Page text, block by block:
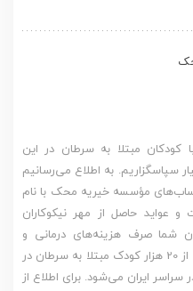
کودکان مبتلا به سرطان در این
سپاسگزاریم. به اطلاع می‌رسانیم
مؤسسه خیریه محک با نام
عواید حاصل از مهر نیکوکاران
شما صرف هزینه‌های درمانی و
حمایتی برای بیش از 20 هزار کودک مبتلا به سرطان در
ایران می‌شود. برای اطلاع از